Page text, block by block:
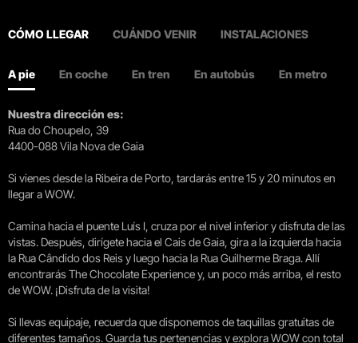
CÓMO LLEGAR CUÁNDO VENIR INSTALACIONES
A pie En coche En tren En autobús En metro
Nuestra dirección es:
Rua do Choupelo, 39
4400-088 Vila Nova de Gaia
Si vienes desde la Ribeira de Porto, tardarás entre 15 y 20 minutos en
llegar a WOW.
Camina hacia el puente Luís I, cruza por el nivel inferior y disfruta de las
vistas. Después, dirígete hacia el Cais de Gaia, gira a la izquierda hacia
la Rua Cândido dos Reis y luego hacia la Rua Guilherme Braga. Allí
encontrarás The Chocolate Experience y, un poco más arriba, el resto
de WOW. ¡Disfruta de la visita!
Si llevas equipaje, recuerda que disponemos de taquillas gratuitas de
diferentes tamaños. Guarda tus pertenencias y explora WOW con total